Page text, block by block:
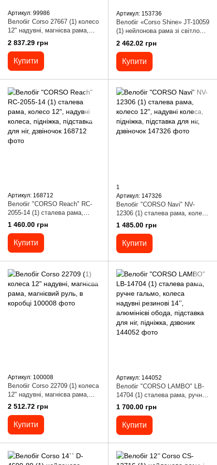
Артикул: 99986
Велобіг Corso 27667 (1) колесо
12" надувні, магнієва рама,
магнієві диски, підніжка, в
2 837.29 грн
Купити
Артикул: 153736
Велобіг «Corso Shine» JT-10059
(1) нейлонова рама зі світлом,
нейлонова вилка, надувні
колеса 12’’, в коробці
2 462.02 грн
Купити
Артикул: 168712
Велобіг "CORSO Reach" RC-
2055-14 (1) сталева рама,
колесо 12", надувні колеса,
підніжка, підставка для ніг,
дзвіночок
1 460.00 грн
Купити
1
Артикул: 147326
Велобіг "CORSO Navi" NV-
12306 (1) сталева рама, колесо
12", надувні колеса, підніжка,
підставка для ніг, дзвіночок
1 485.00 грн
Купити
Артикул: 100008
Велобіг Corso 22709 (1) колеса
12" надувні, магнієва рама,
магнієвий руль, в коробці
2 512.72 грн
Купити
Артикул: 144052
Велобіг "CORSO LAMBO" LB-
14704 (1) сталева рама, ручне
гальмо, колеса надувні
резинові 14’’, алюмінієві обода,
підставка для ніг, підніжка,
дзвоник
1 700.00 грн
Купити